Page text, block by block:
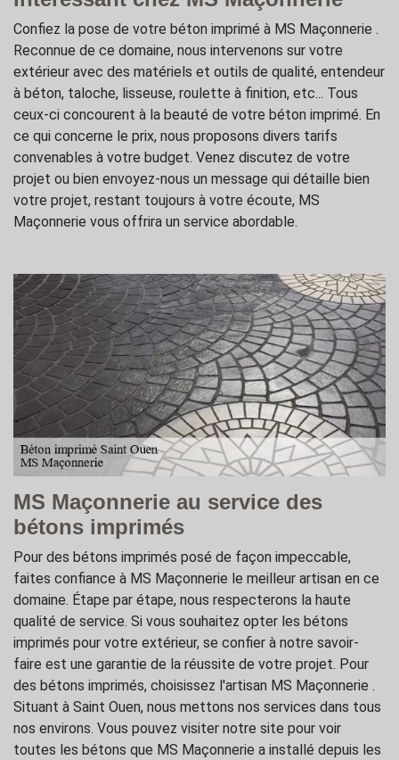
Confiez la pose de votre béton imprimé à MS Maçonnerie .
Reconnue de ce domaine, nous intervenons sur votre
extérieur avec des matériels et outils de qualité, entendeur
à béton, taloche, lisseuse, roulette à finition, etc... Tous
ceux-ci concourent à la beauté de votre béton imprimé. En
ce qui concerne le prix, nous proposons divers tarifs
convenables à votre budget. Venez discutez de votre
projet ou bien envoyez-nous un message qui détaille bien
votre projet, restant toujours à votre écoute, MS
Maçonnerie vous offrira un service abordable.
MS Maçonnerie au service des
bétons imprimés
Pour des bétons imprimés posé de façon impeccable,
faites confiance à MS Maçonnerie le meilleur artisan en ce
domaine. Étape par étape, nous respecterons la haute
qualité de service. Si vous souhaitez opter les bétons
imprimés pour votre extérieur, se confier à notre savoir-
faire est une garantie de la réussite de votre projet. Pour
des bétons imprimés, choisissez l'artisan MS Maçonnerie .
Situant à Saint Ouen, nous mettons nos services dans tous
nos environs. Vous pouvez visiter notre site pour voir
toutes les bétons que MS Maçonnerie a installé depuis les